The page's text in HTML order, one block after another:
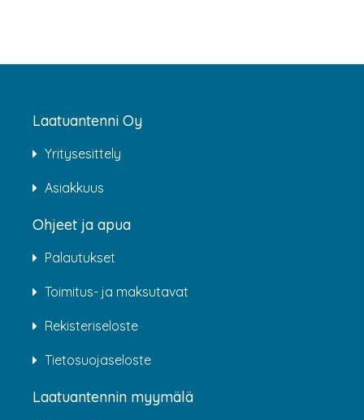
Laatuantenni Oy
Yritysesittely
Asiakkuus
Ohjeet ja apua
Palautukset
Toimitus- ja maksutavat
Rekisteriseloste
Tietosuojaseloste
Laatuantennin myymälä